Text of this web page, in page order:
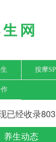
按摩
已经收录
网信息
养生动态